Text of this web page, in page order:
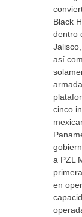
Black
dentro
así
cinco
a PZL
en